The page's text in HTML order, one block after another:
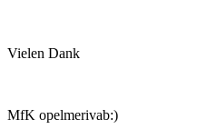
Vielen Dank
MfK opelmerivab:)